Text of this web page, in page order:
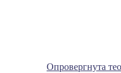
Опровергнута